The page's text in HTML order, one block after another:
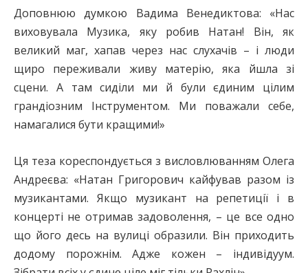
Доповнюю думкою Вадима Венедиктова: «Нас
виховувала Музика, яку робив Натан! Він, як
великий маг, хапав через нас слухачів – і люди
щиро переживали живу матерію, яка йшла зі
сцени. А там сиділи ми й були єдиним цілим
грандіозним Інструментом. Ми поважали себе,
намагалися бути кращими!»
Ця теза кореспондується з висловлюванням Олега
Андреєва: «Натан Григорович кайфував разом із
музикантами. Якщо музикант на репетиції і в
концерті не отримав задоволення, – це все одно
що його десь на вулиці образили. Він приходить
додому порожнім. Адже кожен – індивідуум.